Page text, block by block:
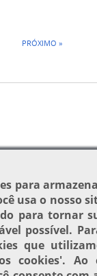
PRÓXIMO »
para
usa o nosso
para tornar
possível.
que
cookies'. Ao